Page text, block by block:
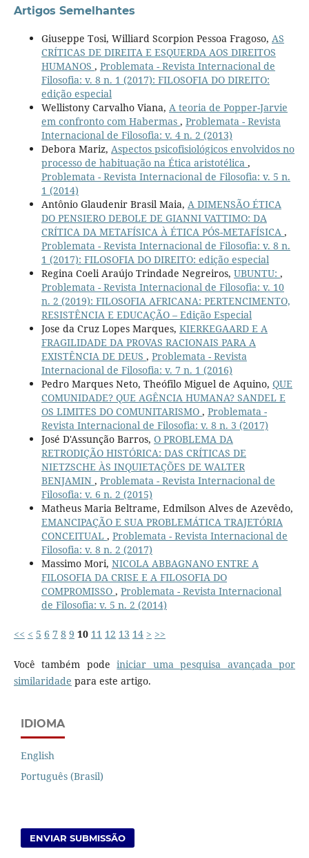
Artigos Semelhantes
Giuseppe Tosi, Williard Scorpion Pessoa Fragoso, AS
CRÍTICAS DE DIREITA E ESQUERDA AOS DIREITOS
HUMANOS , Problemata - Revista Internacional de
Filosofia: v. 8 n. 1 (2017): FILOSOFIA DO DIREITO:
edição especial
Wellistony Carvalho Viana, A teoria de Popper-Jarvie
em confronto com Habermas , Problemata - Revista
Internacional de Filosofia: v. 4 n. 2 (2013)
Debora Mariz, Aspectos psicofisiológicos envolvidos no
processo de habituação na Ética aristotélica ,
Problemata - Revista Internacional de Filosofia: v. 5 n.
1 (2014)
Antônio Glaudenir Brasil Maia, A DIMENSÃO ÉTICA
DO PENSIERO DEBOLE DE GIANNI VATTIMO: DA
CRÍTICA DA METAFÍSICA À ÉTICA PÓS-METAFÍSICA ,
Problemata - Revista Internacional de Filosofia: v. 8 n.
1 (2017): FILOSOFIA DO DIREITO: edição especial
Regina Coeli Araújo Trindade Negreiros, UBUNTU: ,
Problemata - Revista Internacional de Filosofia: v. 10
n. 2 (2019): FILOSOFIA AFRICANA: PERTENCIMENTO,
RESISTÊNCIA E EDUCAÇÃO – Edição Especial
Jose da Cruz Lopes Marques, KIERKEGAARD E A
FRAGILIDADE DA PROVAS RACIONAIS PARA A
EXISTÊNCIA DE DEUS , Problemata - Revista
Internacional de Filosofia: v. 7 n. 1 (2016)
Pedro Marques Neto, Theófilo Miguel de Aquino, QUE
COMUNIDADE? QUE AGÊNCIA HUMANA? SANDEL E
OS LIMITES DO COMUNITARISMO , Problemata -
Revista Internacional de Filosofia: v. 8 n. 3 (2017)
José D'Assunção Barros, O PROBLEMA DA
RETRODIÇÃO HISTÓRICA: DAS CRÍTICAS DE
NIETZSCHE ÀS INQUIETAÇÕES DE WALTER
BENJAMIN , Problemata - Revista Internacional de
Filosofia: v. 6 n. 2 (2015)
Matheus Maria Beltrame, Edmilson Alves de Azevêdo,
EMANCIPAÇÃO E SUA PROBLEMÁTICA TRAJETÓRIA
CONCEITUAL , Problemata - Revista Internacional de
Filosofia: v. 8 n. 2 (2017)
Massimo Mori, NICOLA ABBAGNANO ENTRE A
FILOSOFIA DA CRISE E A FILOSOFIA DO
COMPROMISSO , Problemata - Revista Internacional
de Filosofia: v. 5 n. 2 (2014)
<< < 5 6 7 8 9 10 11 12 13 14 > >>
Você também podeiniciar uma pesquisa avançada por
similaridade para este artigo.
IDIOMA
English
Português (Brasil)
ENVIAR SUBMISSÃO